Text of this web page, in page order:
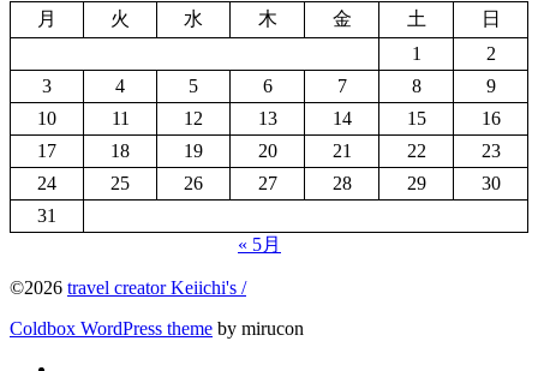
月
火 水 木 金 土
日
1
2
3
4 5 6 7 8
9
10
11 12 13 14 15
16
17
18 19 20 21 22
23
24
25 26 27 28 29
30
31
« 5月
©2026 travel creator Keiichi's /
Coldbox WordPress theme by mirucon